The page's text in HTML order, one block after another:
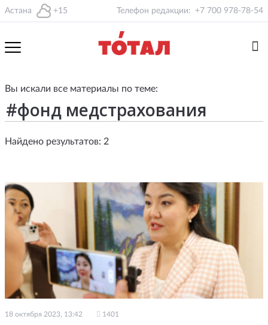
Астана +15 Телефон редакции: +7 700 978-78-54
Вы искали все материалы по теме:
Найдено результатов: 2
18 октября 2023, 13:42 1401